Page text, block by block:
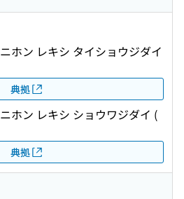
ニホン レキシ タイショウジダイ
典拠
ニホン レキシ ショウワジダイ (
典拠